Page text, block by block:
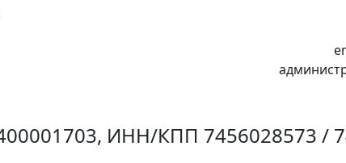
ИНН/КПП 7456028573 /